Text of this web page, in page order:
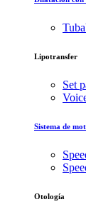
Lipotransfer
Set
Sistema de
Otología